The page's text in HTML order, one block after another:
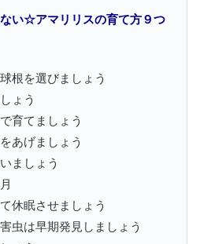
い☆アマリリスの育て方９つ
根を選びましょう
ょう
育てましょう
あげましょう
ましょう
休眠させましょう
虫は早期発見しましょう